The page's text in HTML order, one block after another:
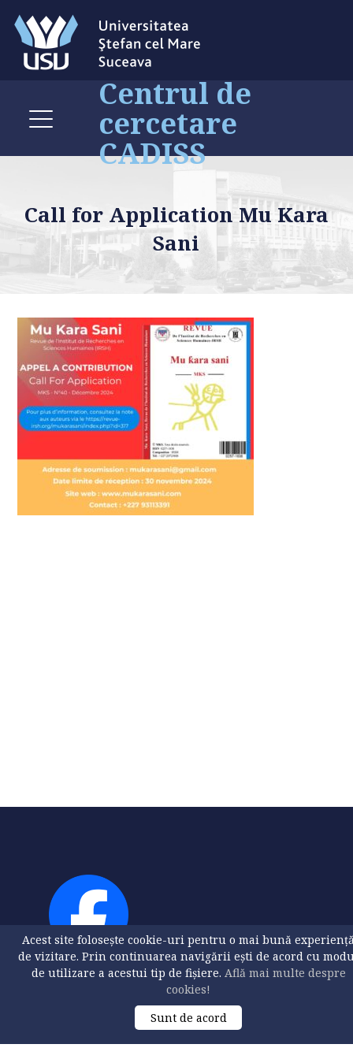
Centrul de
cercetare
CADISS
Call for Application Mu Kara
Sani
Acest site folosește cookie-uri pentru o mai bună
de vizitare. Prin continuarea navigării ești de acord cu
de utilizare a acestui tip de fișiere. Află mai multe despre
cookies!
Sunt de acord